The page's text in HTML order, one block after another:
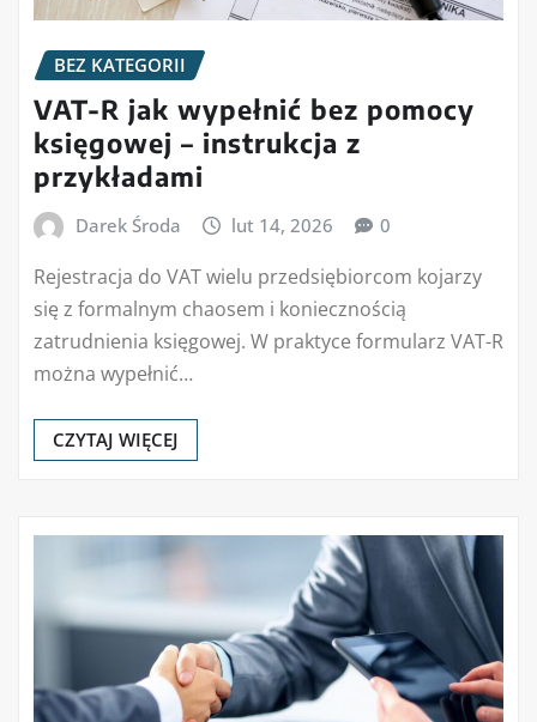
BEZ KATEGORII
VAT-R jak wypełnić bez pomocy
księgowej – instrukcja z
przykładami
Darek Środa lut 14, 2026 0
Rejestracja do VAT wielu przedsiębiorcom kojarzy
się z formalnym chaosem i koniecznością
zatrudnienia księgowej. W praktyce formularz VAT-R
można wypełnić…
CZYTAJ WIĘCEJ